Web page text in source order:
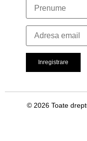
© 2026 Toate